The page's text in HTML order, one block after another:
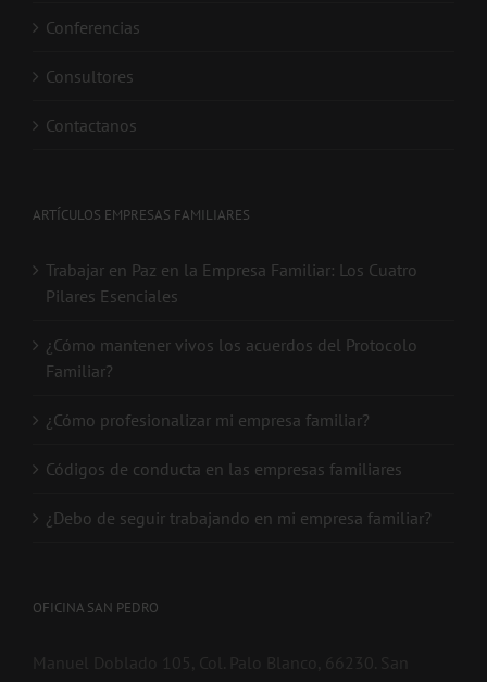
Conferencias
Consultores
Contactanos
ARTÍCULOS EMPRESAS FAMILIARES
Trabajar en Paz en la Empresa Familiar: Los Cuatro
Pilares Esenciales
¿Cómo mantener vivos los acuerdos del Protocolo
Familiar?
¿Cómo profesionalizar mi empresa familiar?
Códigos de conducta en las empresas familiares
¿Debo de seguir trabajando en mi empresa familiar?
OFICINA SAN PEDRO